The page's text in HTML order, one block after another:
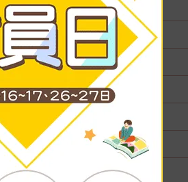
無庫存
無庫存
無庫存